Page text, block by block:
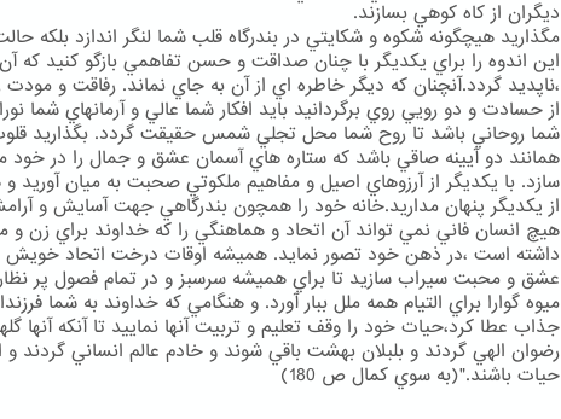
ديگران از كاه كوهي بسازند.
مگذاريد هيچگونه شكوه و شكايتي در بندرگاه قلب شما لنگر اندازد بلكه
اين اندوه را براي يكديگر با چنان صداقت و حسن تفاهمي بازگو كنيد كه
،ناپديد گردد.آنچنان كه ديگر خاطره اي از آن به جاي نماند. رفاقت و مودت
از حسادت و دو رويي روي برگردانيد بايد افكار شما عالي و آرمانهاي شما
شما روحاني باشد تا روح شما محل تجلي شمس حقيقت گردد. بگذاريد
همانند دو آيينه صاقي باشد كه ستاره هاي آسمان عشق و جمال را در
سازد. با يكديگر از آرزوهاي اصيل و مفاهيم ملكوتي صحبت به ميان آوريد و
از يكديگر پنهان مداريد.خانه خود را همچون بندرگاهي جهت آسايش و
هيچ انسان فاني نمي تواند آن اتحاد و هماهنگي را كه خداوند براي
داشته است ،در ذهن خود تصور نمايد. هميشه اوقات درخت اتحاد خويش
عشق و محبت سيراب سازيد تا براي هميشه سرسبز و در تمام فصول پر
ميوه گوارا براي التيام همه ملل ببار آورد. و هنگامي كه خداوند به شما
جذاب عطا كرد،حيات خود را وقف تعليم و تربيت آنها نماييد تا آنكه آنها
رضوان الهي گردند و بلبلان بهشت باقي شوند و خادم عالم انساني گردند و
حيات باشند."(به سوي كمال ص 180)